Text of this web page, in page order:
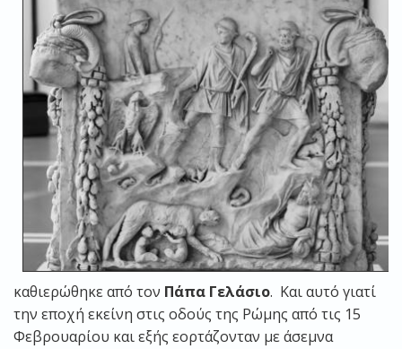
καθιερώθηκε από τον Πάπα Γελάσιο. Και αυτό γιατί
την εποχή εκείνη στις οδούς της Ρώμης από τις 15
Φεβρουαρίου και εξής εορτάζονταν με άσεμνα